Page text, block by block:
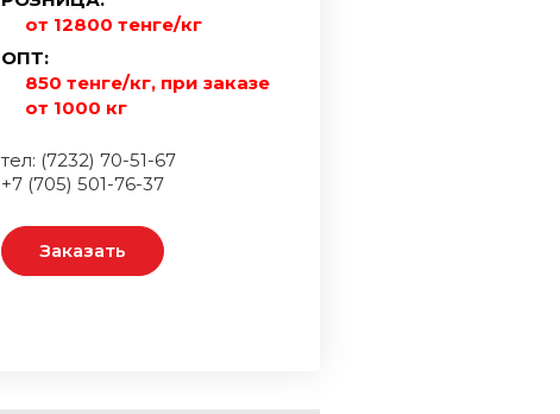
от 12800 тенге/кг
ОПТ:
850 тенге/кг, при заказе
от 1000 кг
тел: (7232) 70-51-67
+7 (705) 501-76-37
Заказать